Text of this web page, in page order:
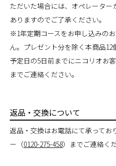
ただいた場合には、オペレータ
ありますのでご了承ください。
※1年定期コースをお申し込みの
ん。プレゼント分を除く本商品
予定日の5日前までにニコリオお
までご連絡ください。
返品・交換について
返品・交換はお電話にて承ってお
ー（0120-275-458）までご連絡く